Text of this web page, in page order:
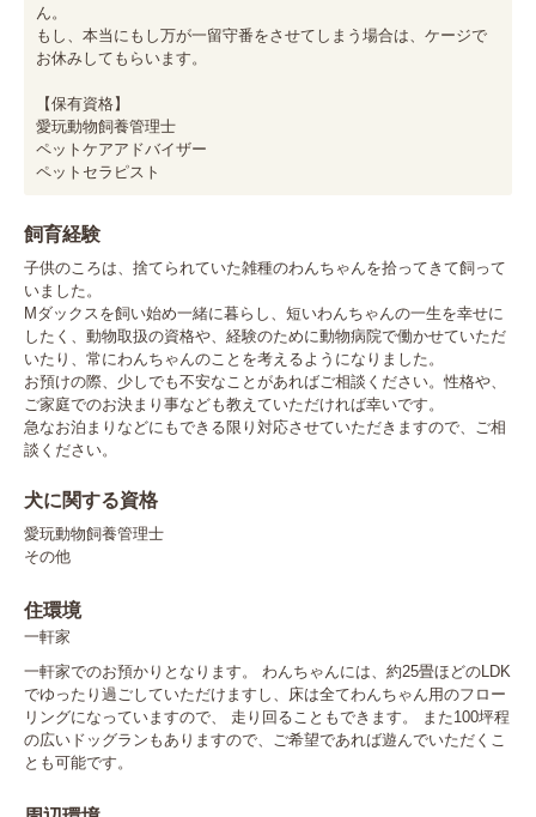
ん。
もし、本当にもし万が一留守番をさせてしまう場合は、ケージで
お休みしてもらいます。
【保有資格】
愛玩動物飼養管理士
ペットケアアドバイザー
ペットセラピスト
飼育経験
子供のころは、捨てられていた雑種のわんちゃんを拾ってきて飼って
いました。
Mダックスを飼い始め一緒に暮らし、短いわんちゃんの一生を幸せに
したく、動物取扱の資格や、経験のために動物病院で働かせていただ
いたり、常にわんちゃんのことを考えるようになりました。
お預けの際、少しでも不安なことがあればご相談ください。性格や、
ご家庭でのお決まり事なども教えていただければ幸いです。
急なお泊まりなどにもできる限り対応させていただきますので、ご相
談ください。
犬に関する資格
愛玩動物飼養管理士
その他
住環境
一軒家
一軒家でのお預かりとなります。 わんちゃんには、約25畳ほどのLDK
でゆったり過ごしていただけますし、床は全てわんちゃん用のフロー
リングになっていますので、 走り回ることもできます。 また100坪程
の広いドッグランもありますので、ご希望であれば遊んでいただくこ
とも可能です。